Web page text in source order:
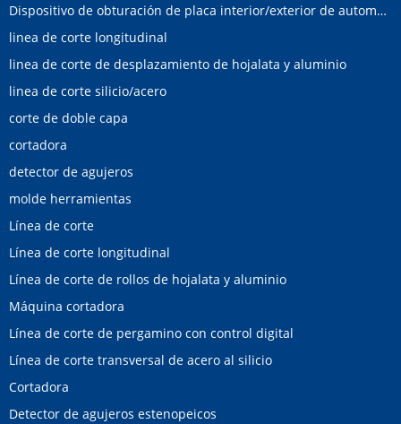
Dispositivo de obturación de placa interior/exterior de automóvil
linea de corte longitudinal
linea de corte de desplazamiento de hojalata y aluminio
linea de corte silicio/acero
corte de doble capa
cortadora
detector de agujeros
molde herramientas
Línea de corte
Línea de corte longitudinal
Línea de corte de rollos de hojalata y aluminio
Máquina cortadora
Línea de corte de pergamino con control digital
Línea de corte transversal de acero al silicio
Cortadora
Detector de agujeros estenopeicos